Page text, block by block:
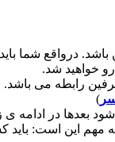
درواقع شما باید
خواهید شد.
رابطه می
)
بعدها در ادامه ی
این است: باید